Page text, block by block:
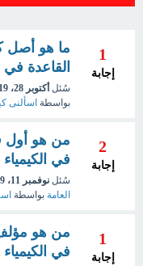
1
إجابة
القاعدة في
سُئل أكتوبر 28، 2019
بواسطة اسألنى
2
إجابة
من هو أول
في
سُئل نوفمبر 11، 2019
العامة بواسطة
1
إجابة
من هو
في